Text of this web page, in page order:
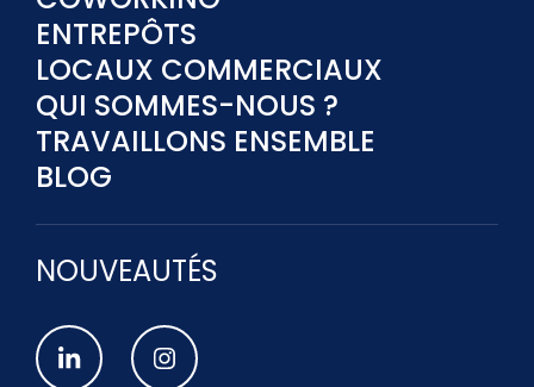
ENTREPÔTS
LOCAUX COMMERCIAUX
QUI SOMMES-NOUS ?
TRAVAILLONS ENSEMBLE
BLOG
NOUVEAUTÉS